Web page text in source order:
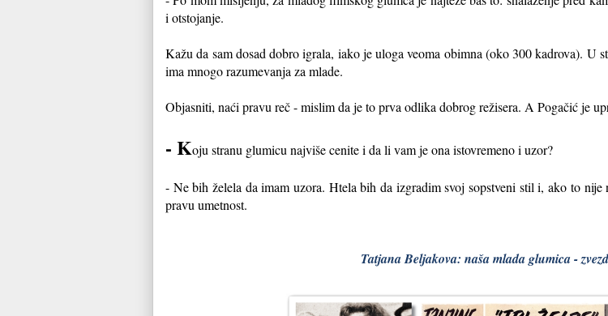
i otstojanje.
Kažu da sam dosad dobro igrala, iako je uloga veoma obimna (oko 300 kadrova). U
ima mnogo razumevanja za mlade.
Objasniti, naći pravu reč - mislim da je to prva odlika dobrog režisera. A Pogačić je
- Koju stranu glumicu najviše cenite i da li vam je ona istovremeno i uzor?
- Ne bih želela da imam uzora. Htela bih da izgradim svoj sopstveni stil i, ako to
pravu umetnost.
Tatjana Beljakova: naša mlada glumica -